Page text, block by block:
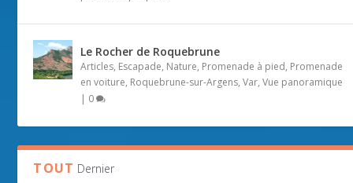
Le Rocher de Roquebrune
Articles, Escapade, Nature, Promenade à pied, Promenade
en voiture, Roquebrune-sur-Argens,Var,Vue panoramique
| 0
TOUT Dernier